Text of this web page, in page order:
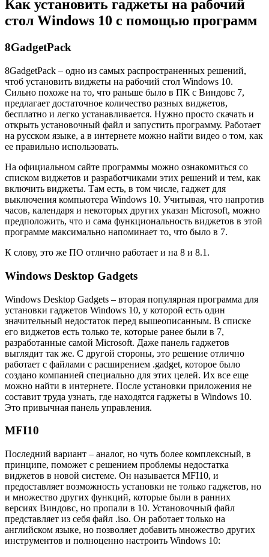
Как установить гаджеты на рабочий
стол Windows 10 с помощью программ
8GadgetPack
8GadgetPack – одно из самых распространенных решений,
чтоб установить виджеты на рабочий стол Windows 10.
Сильно похоже на то, что раньше было в ПК с Виндовс 7,
предлагает достаточное количество разных виджетов,
бесплатно и легко устанавливается. Нужно просто скачать и
открыть установочный файл и запустить программу. Работает
на русском языке, а в интернете можно найти видео о том, как
ее правильно использовать.
На официальном сайте программы можно ознакомиться со
списком виджетов и разработчиками этих решений и тем, как
включить виджеты. Там есть, в том числе, гаджет для
выключения компьютера Windows 10. Учитывая, что напротив
часов, календаря и некоторых других указан Microsoft, можно
предположить, что и сама функциональность виджетов в этой
программе максимально напоминает то, что было в 7.
К слову, это же ПО отлично работает и на 8 и 8.1.
Windows Desktop Gadgets
Windows Desktop Gadgets – вторая популярная программа для
установки гаджетов Windows 10, у которой есть один
значительный недостаток перед вышеописанным. В списке
его виджетов есть только те, которые ранее были в 7,
разработанные самой Microsoft. Даже панель гаджетов
выглядит так же. С другой стороны, это решение отлично
работает с файлами с расширением .gadget, которое было
создано компанией специально для этих целей. Их все еще
можно найти в интернете. После установки приложения не
составит труда узнать, где находятся гаджеты в Windows 10.
Это привычная панель управления.
MFI10
Последний вариант – аналог, но чуть более комплексный, в
принципе, поможет с решением проблемы недостатка
виджетов в новой системе. Он называется MFI10, и
предоставляет возможность установки не только гаджетов, но
и множество других функций, которые были в ранних
версиях Виндовс, но пропали в 10. Установочный файл
представляет из себя файл .iso. Он работает только на
английском языке, но позволяет добавить множество других
инструментов и полноценно настроить Windows 10: